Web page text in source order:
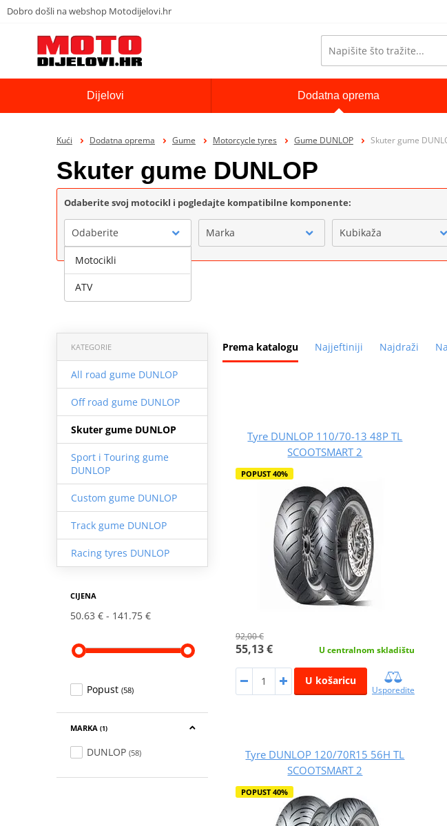
Dobro došli na webshop Motodijelovi.hr
Dijelovi Dodatna oprema
Kući Dodatna oprema Gume Motorcycle tyres Gume DUNLOP Skuter gume
Skuter gume DUNLOP
Odaberite svoj motocikl i pogledajte kompatibilne komponente:
Odaberite Marka Kubikaža
Prema katalogu Najjeftiniji Najdraži
KATEGORIE
All road gume DUNLOP
Off road gume DUNLOP
Skuter gume DUNLOP
Sport i Touring gume
DUNLOP
Custom gume DUNLOP
Track gume DUNLOP
Racing tyres DUNLOP
CIJENA
50.63 € 141.75 €
Popust (58)
MARKA (1)
DUNLOP (58)
Tyre DUNLOP 110/70-13 48P TL
SCOOTSMART 2
POPUST 40%
92,00 €
55,13 € U centralnom skladištu
U košaricu
Usporedite
Tyre DUNLOP 120/70R15 56H TL
SCOOTSMART 2
POPUST 40%
Motocikli
ATV